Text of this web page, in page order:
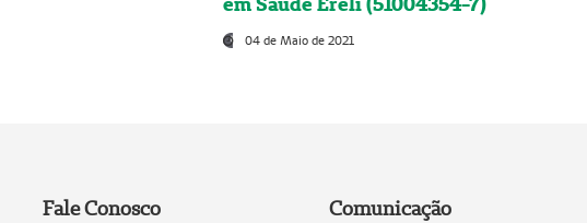
04 de Maio de 2021
Fale Conosco Comunicação